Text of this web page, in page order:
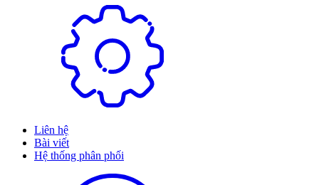
Liên hệ
Bài viết
Hệ thống phân phối